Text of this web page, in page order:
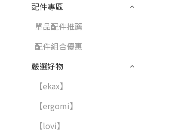
配件專區
單品配件推薦
配件組合優惠
嚴選好物
【ekax】
【ergomi】
【lovi】